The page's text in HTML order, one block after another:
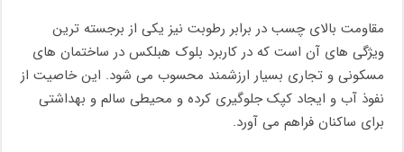
مقاومت بالای چسب در برابر رطوبت نیز یکی از برجسته ترین
ویژگی های آن است که در کاربرد بلوک هبلکس در ساختمان های
مسکونی و تجاری بسیار ارزشمند محسوب می شود. این خاصیت از
نفوذ آب و ایجاد کپک جلوگیری کرده و محیطی سالم و بهداشتی
برای ساکنان فراهم می آورد.